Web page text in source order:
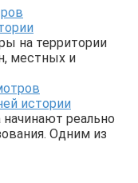
на территории
местных и
истории
реально
Одним из